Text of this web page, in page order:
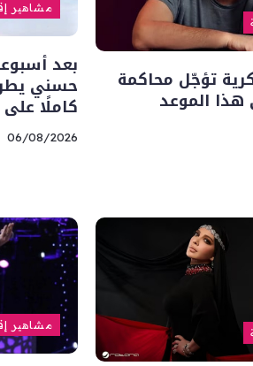
تؤجّل محاكمة
الموعد
مشاهير
بعد
حسني
كاملًا
06/08/2026
مشاهير